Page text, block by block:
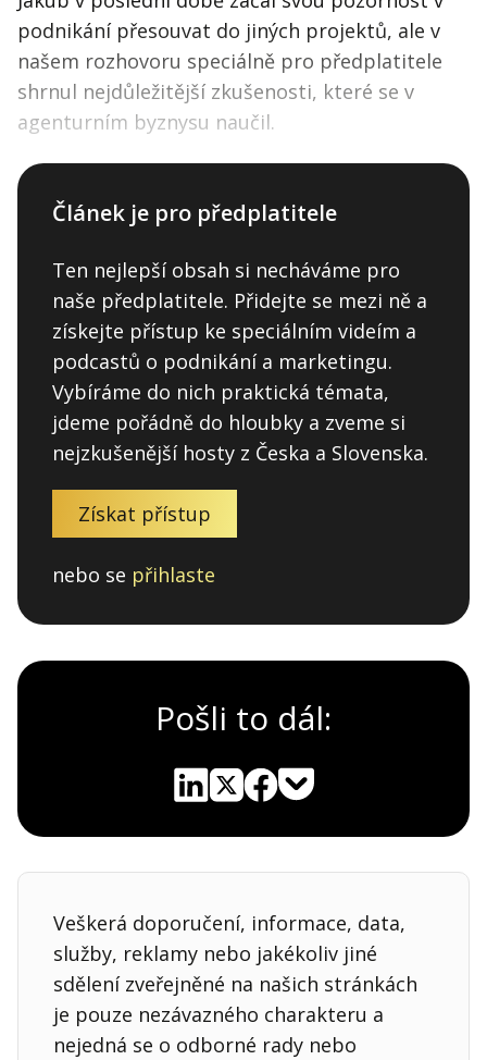
podnikání přesouvat do jiných projektů, ale v
našem rozhovoru speciálně pro předplatitele
shrnul nejdůležitější zkušenosti, které se v
agenturním byznysu naučil.
Článek je pro předplatitele
Ten nejlepší obsah si necháváme pro
naše předplatitele. Přidejte se mezi ně a
získejte přístup ke speciálním videím a
podcastů o podnikání a marketingu.
Vybíráme do nich praktická témata,
jdeme pořádně do hloubky a zveme si
nejzkušenější hosty z Česka a Slovenska.
Získat přístup
nebo se přihlaste
Pošli to dál:
Veškerá doporučení, informace, data,
služby, reklamy nebo jakékoliv jiné
sdělení zveřejněné na našich stránkách
je pouze nezávazného charakteru a
nejedná se o odborné rady nebo